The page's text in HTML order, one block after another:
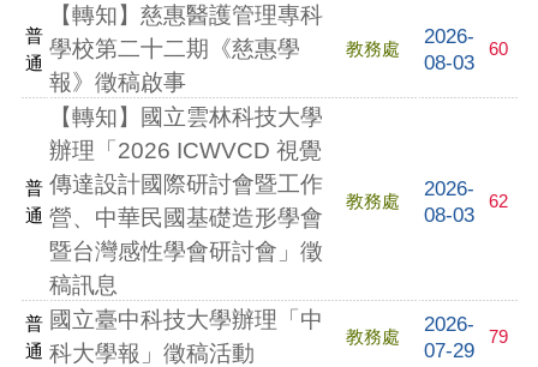
普
通
【轉知】慈惠醫護管理專科
學校第二十二期《慈惠學
報》徵稿啟事
教務處
2026-
08-03
60
普
通
【轉知】國立雲林科技大學
辦理「2026 ICWVCD 視覺
傳達設計國際研討會暨工作
營、中華民國基礎造形學會
暨台灣感性學會研討會」徵
稿訊息
教務處
2026-
08-03
62
普
通
國立臺中科技大學辦理「中
科大學報」徵稿活動
教務處
2026-
07-29
79